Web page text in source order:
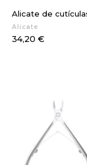
Alicate de
Alicate
Preço
34,20 €